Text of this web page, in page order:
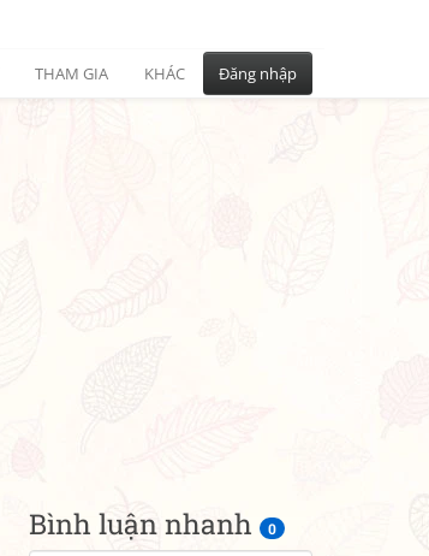
THAM GIA KHÁC Đăng nhập
Bình luận nhanh 0